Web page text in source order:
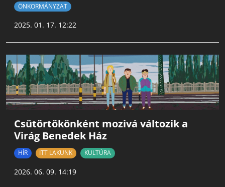
ÖNKORMÁNYZAT
2025. 01. 17. 12:22
Csütörtökönként mozivá változik a
Virág Benedek Ház
HÍR ITT LAKUNK KULTÚRA
2026. 06. 09. 14:19